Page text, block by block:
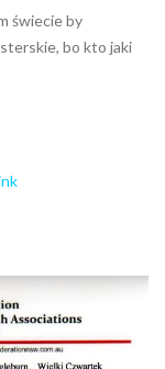
świecie by
bo kto jaki